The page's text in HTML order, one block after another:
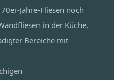
Jahre-Fliesen noch
in der Küche,
Bereiche mit